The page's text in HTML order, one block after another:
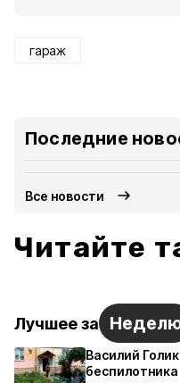
гараж
Последние
Все новости
Читайте
Лучшее за
Василий
беспилотника